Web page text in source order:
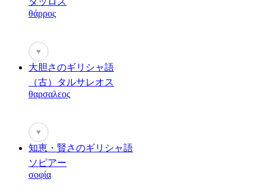
θάρρος
♥
大胆さのギリシャ語
（古）タルサレオス
θαρσαλεος
♥
知恵・賢さのギリシャ語
ソピアー
σοφία